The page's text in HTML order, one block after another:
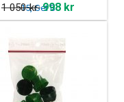
1 050 kr998 kr